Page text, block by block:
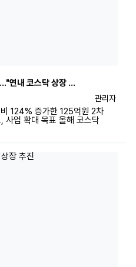
연내 코스닥 상장 …
등록자
관리자
124% 증가한 125억원 2차
사업 확대 목표 올해 코스닥